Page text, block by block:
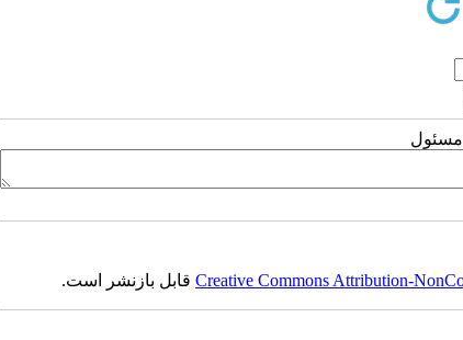
مسئول
Creative Commons Attribution-قابل بازنشر است.